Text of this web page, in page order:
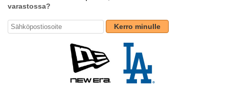
varastossa?
Kerro minulle